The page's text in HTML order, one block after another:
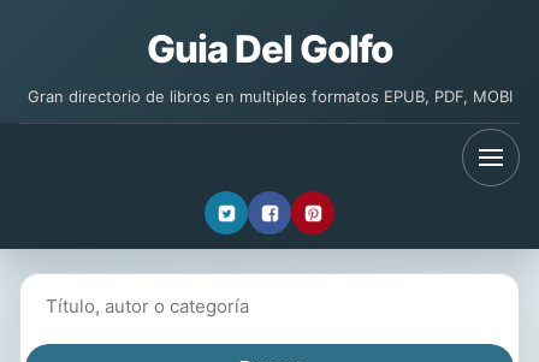
Guia Del Golfo
Gran directorio de libros en multiples formatos EPUB, PDF, MOBI